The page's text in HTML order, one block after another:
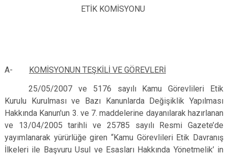
ETİK KOMİSYONU
A- KOMİSYONUN TEŞKİLİ VE GÖREVLERİ
25/05/2007 ve 5176 sayılı Kamu Görevlileri Etik
Kurulu Kurulması ve Bazı Kanunlarda Değişiklik Yapılması
Hakkında Kanun'un 3. ve 7. maddelerine dayanılarak hazırlanan
ve 13/04/2005 tarihli ve 25785 sayılı Resmi Gazete’de
yayımlanarak yürürlüğe giren “Kamu Görevlileri Etik Davranış
İlkeleri ile Başvuru Usul ve Esasları Hakkında Yönetmelik’ in